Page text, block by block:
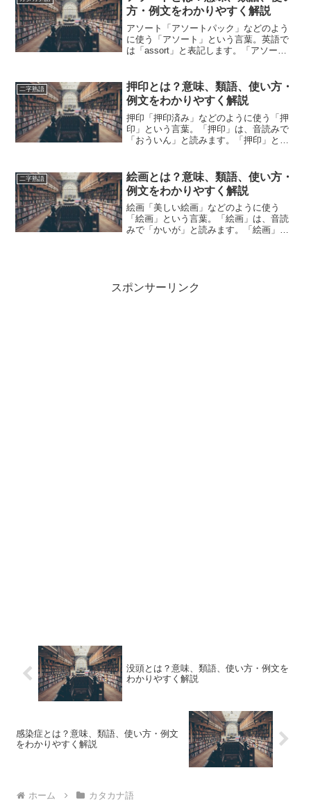
介しながら、わかりやすく解...
方・例文をわかりやすく解説
アソート「アソートパック」などのよう
に使う「アソート」という言葉。英語で
は「assort」と表記します。「アソー
や使い方や類語について、小説などの用
例を紹介しながら、わ...
二字熟語
押印とは？意味、類語、使い方・
例文をわかりやすく解説
押印「押印済み」などのように使う「押
印」という言葉。「押印」は、音読みで
「おういん」と読みます。「押印」と
類語について、小説などの用例を紹介し
て、わかりやすく解説してい...
二字熟語
絵画とは？意味、類語、使い方・
例文をわかりやすく解説
絵画「美しい絵画」などのように使う
「絵画」という言葉。「絵画」は、音読
みで「かいが」と読みます。「絵画」と
スポンサーリンク
没頭とは？意味、類語、使い方・例文を
わかりやすく解説
感染症とは？意味、類語、使い方・例文
をわかりやすく解説
ホーム カタカナ語